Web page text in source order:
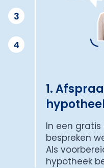
3
4
1.
In een gratis
bespreken
Als
hypotheek